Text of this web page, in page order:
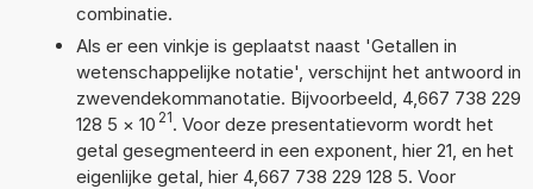
combinatie.
Als er een vinkje is geplaatst naast 'Getallen in
wetenschappelijke notatie', verschijnt het antwoord in
zwevendekommanotatie. Bijvoorbeeld, 4,667 738 229
128 5 × 10 21. Voor deze presentatievorm wordt het
getal gesegmenteerd in een exponent, hier 21, en het
eigenlijke getal, hier 4,667 738 229 128 5. Voor